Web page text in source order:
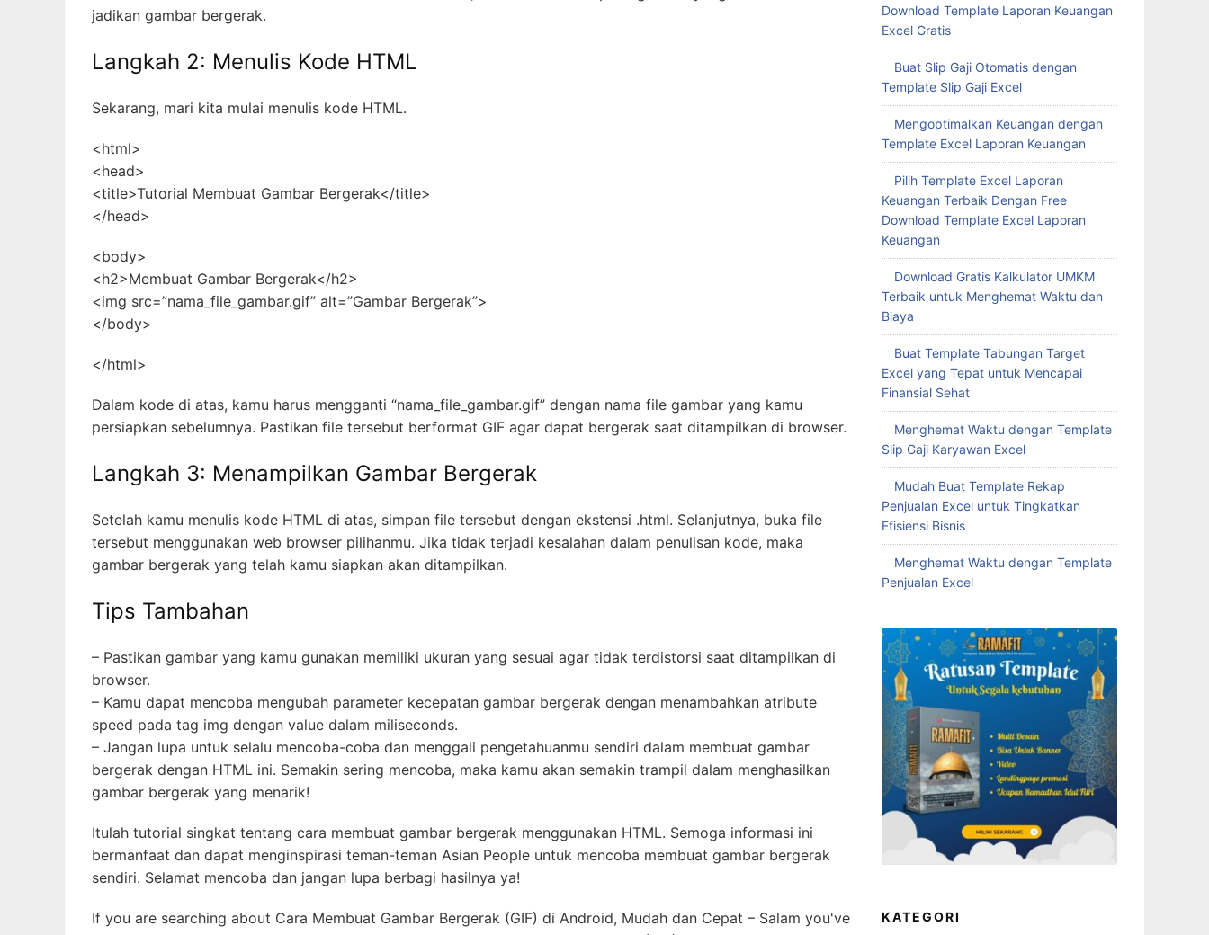
jadikan gambar bergerak.
Langkah 2: Menulis Kode HTML
Sekarang, mari kita mulai menulis kode HTML.
<html>
<head>
<title>Tutorial Membuat Gambar Bergerak</title>
</head>
<body>
<h2>Membuat Gambar Bergerak</h2>
<img src=”nama_file_gambar.gif” alt=”Gambar Bergerak”>
</body>
</html>
Dalam kode di atas, kamu harus mengganti “nama_file_gambar.gif” dengan nama file gambar yang kamu
persiapkan sebelumnya. Pastikan file tersebut berformat GIF agar dapat bergerak saat ditampilkan di browser.
Langkah 3: Menampilkan Gambar Bergerak
Setelah kamu menulis kode HTML di atas, simpan file tersebut dengan ekstensi .html. Selanjutnya, buka file
tersebut menggunakan web browser pilihanmu. Jika tidak terjadi kesalahan dalam penulisan kode, maka
gambar bergerak yang telah kamu siapkan akan ditampilkan.
Tips Tambahan
– Pastikan gambar yang kamu gunakan memiliki ukuran yang sesuai agar tidak terdistorsi saat ditampilkan di
browser.
– Kamu dapat mencoba mengubah parameter kecepatan gambar bergerak dengan menambahkan atribute
speed pada tag img dengan value dalam miliseconds.
– Jangan lupa untuk selalu mencoba-coba dan menggali pengetahuanmu sendiri dalam membuat gambar
bergerak dengan HTML ini. Semakin sering mencoba, maka kamu akan semakin trampil dalam menghasilkan
gambar bergerak yang menarik!
Itulah tutorial singkat tentang cara membuat gambar bergerak menggunakan HTML. Semoga informasi ini
bermanfaat dan dapat menginspirasi teman-teman Asian People untuk mencoba membuat gambar bergerak
sendiri. Selamat mencoba dan jangan lupa berbagi hasilnya ya!
If you are searching about Cara Membuat Gambar Bergerak (GIF) di Android, Mudah dan Cepat – Salam you've
Download Template Laporan Keuangan
Excel Gratis
Buat Slip Gaji Otomatis dengan
Template Slip Gaji Excel
Mengoptimalkan Keuangan dengan
Template Excel Laporan Keuangan
Pilih Template Excel Laporan
Keuangan Terbaik Dengan Free
Download Template Excel Laporan
Keuangan
Download Gratis Kalkulator UMKM
Terbaik untuk Menghemat Waktu dan
Biaya
Buat Template Tabungan Target
Excel yang Tepat untuk Mencapai
Finansial Sehat
Menghemat Waktu dengan Template
Slip Gaji Karyawan Excel
Mudah Buat Template Rekap
Penjualan Excel untuk Tingkatkan
Efisiensi Bisnis
Menghemat Waktu dengan Template
Penjualan Excel
KATEGORI